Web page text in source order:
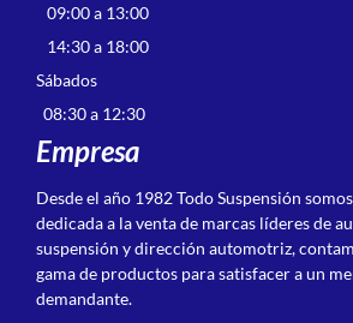
09:00 a 13:00
14:30 a 18:00
Sábados
08:30 a 12:30
Empresa
Desde el año 1982 Todo Suspensión
dedicada a la venta de marcas líderes de
suspensión y dirección automotriz,
gama de productos para satisfacer a un
demandante.